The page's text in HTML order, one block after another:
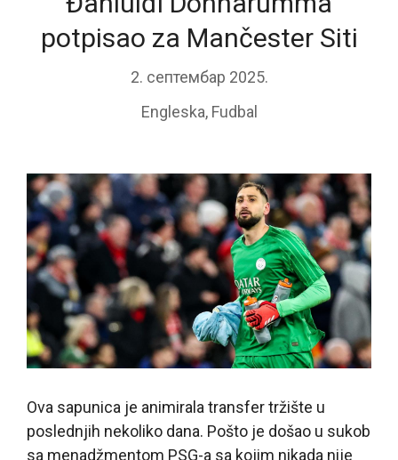
potpisao za Mančester Siti
2. септембар 2025.
Engleska, Fudbal
Ova sapunica je animirala transfer tržište u
poslednjih nekoliko dana. Pošto je došao u sukob
sa menadžmentom PSG-a sa kojim nikada nije